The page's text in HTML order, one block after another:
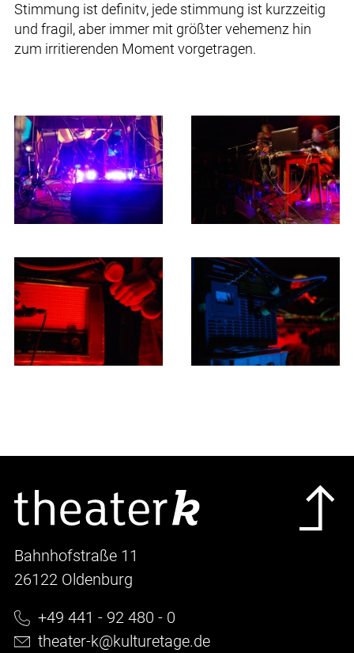
Stimmung ist definitv, jede stimmung ist kurzzeitig
und fragil, aber immer mit größter vehemenz hin
zum irritierenden Moment vorgetragen.
Bahnhofstraße 11
26122 Oldenburg
+49 441 - 92 480 - 0
theater-k@kulturetage.de